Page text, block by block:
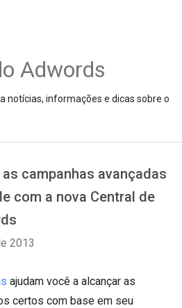
Adwords
notícias, informações e dicas sobre o
campanhas avançadas
com a nova Central de
2013
ajudam você a alcançar as
certos com base em seu